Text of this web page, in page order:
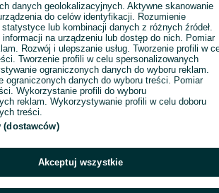
danych geolokalizacyjnych. Aktywne skanowanie
do celów identyfikacji. Rozumienie
lub kombinacji danych z różnych źródeł.
informacji na urządzeniu lub dostęp do nich. Pomiar
Rozwój i ulepszanie usług. Tworzenie profili w
Tworzenie profili w celu spersonalizowanych
ograniczonych danych do wyboru reklam.
ograniczonych danych do wyboru treści. Pomiar
Wykorzystanie profili do wyboru
reklam. Wykorzystywanie profili w celu doboru
treści.
(dostawców)
Akceptuj wszystkie